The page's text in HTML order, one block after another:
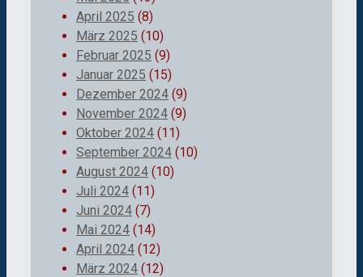
April 2025 (8)
März 2025 (10)
Februar 2025 (9)
Januar 2025 (15)
Dezember 2024 (9)
November 2024 (9)
Oktober 2024 (11)
September 2024 (10)
August 2024 (10)
Juli 2024 (11)
Juni 2024 (7)
Mai 2024 (14)
April 2024 (12)
März 2024 (12)